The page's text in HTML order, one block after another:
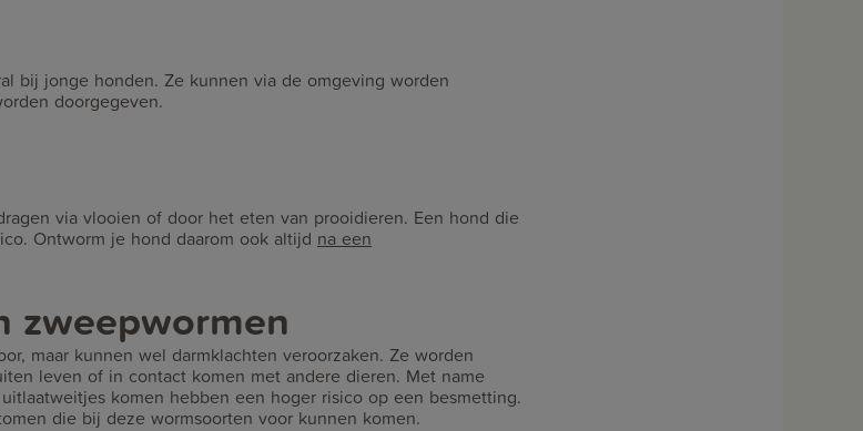
bij jonge honden. Ze kunnen via de omgeving worden
doorgegeven.
via vlooien of door het eten van prooidieren. Een hond die
Ontworm je hond daarom ook altijd na een
zweepwormen
maar kunnen wel darmklachten veroorzaken. Ze worden
leven of in contact komen met andere dieren. Met name
komen hebben een hoger risico op een besmetting.
die bij deze wormsoorten voor kunnen komen.